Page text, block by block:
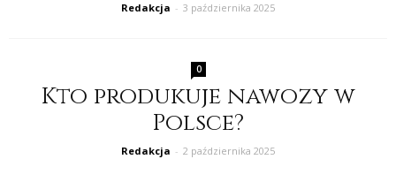
Redakcja - 3 października 2025
0
Kto produkuje nawozy w
Polsce?
Redakcja - 2 października 2025